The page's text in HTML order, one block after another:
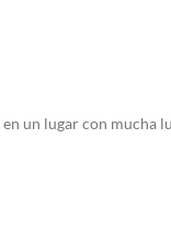
un lugar con mucha